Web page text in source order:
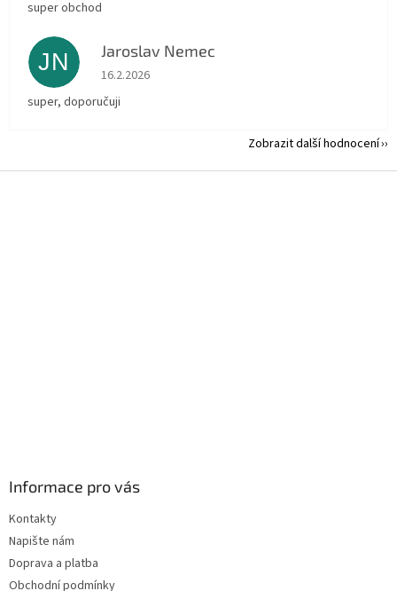
super obchod
JN Jaroslav Nemec
Hodnocení obchodu je 5 z 5 hvězdiček.
16.2.2026
super, doporučuji
Zobrazit další hodnocení
Informace pro vás
Kontakty
Napište nám
Doprava a platba
Obchodní podmínky